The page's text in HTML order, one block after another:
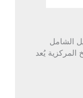
الشامل
المركزية يُعد